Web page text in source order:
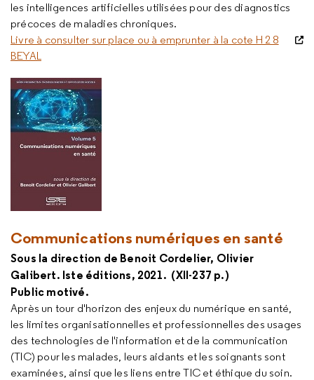
les intelligences artificielles utilisées pour des diagnostics
précoces de maladies chroniques.
Livre à consulter sur place ou à emprunter à la cote H 2 8
BEYAL
Communications numériques en santé
Sous la direction de Benoit Cordelier, Olivier
Galibert. Iste éditions, 2021. (XII-237 p.)
Public motivé.
Après un tour d'horizon des enjeux du numérique en santé,
les limites organisationnelles et professionnelles des usages
des technologies de l'information et de la communication
(TIC) pour les malades, leurs aidants et les soignants sont
examinées, ainsi que les liens entre TIC et éthique du soin.